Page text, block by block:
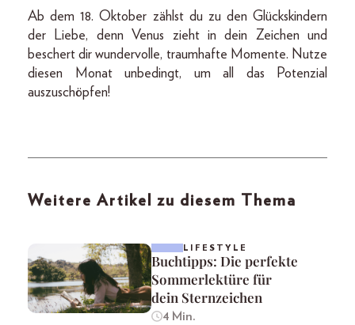
Ab dem 18. Oktober zählst du zu den Glückskindern
der Liebe, denn Venus zieht in dein Zeichen und
beschert dir wundervolle, traumhafte Momente. Nutze
diesen Monat unbedingt, um all das Potenzial
auszuschöpfen!
Weitere Artikel zu diesem Thema
LIFESTYLE
Buchtipps: Die perfekte
Sommerlektüre für
dein Sternzeichen
4 Min.